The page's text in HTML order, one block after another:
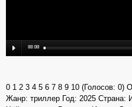
0 1 2 3 4 5 6 7 8 9 10 (Голосов: 0)
Жанр: триллер Год: 2025 Страна: